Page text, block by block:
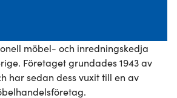
möbel- och inredningskedja
Företaget grundades 1943 av
har sedan dess vuxit till en av